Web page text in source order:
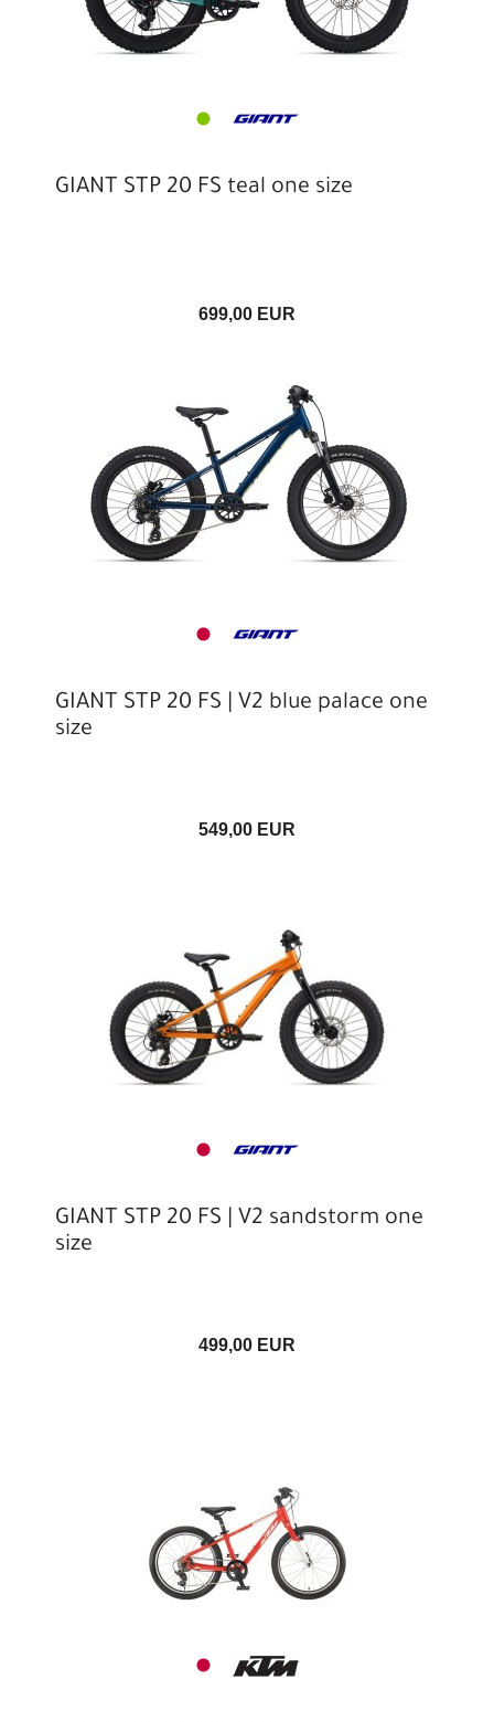
GIANT STP 20 FS teal one size
699,00 EUR
GIANT STP 20 FS | V2 blue palace one
size
549,00 EUR
GIANT STP 20 FS | V2 sandstorm one
size
499,00 EUR